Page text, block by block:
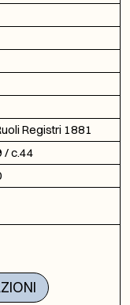
Registri 1881
/ c.44